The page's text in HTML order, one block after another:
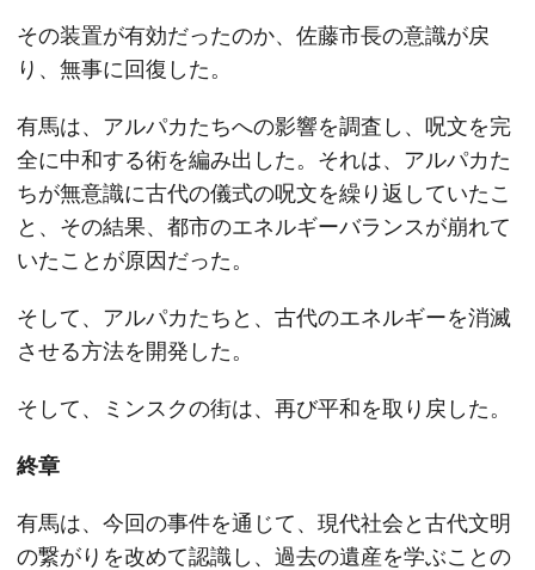
その装置が有効だったのか、佐藤市長の意識が戻
り、無事に回復した。
有馬は、アルパカたちへの影響を調査し、呪文を完
全に中和する術を編み出した。それは、アルパカた
ちが無意識に古代の儀式の呪文を繰り返していたこ
と、その結果、都市のエネルギーバランスが崩れて
いたことが原因だった。
そして、アルパカたちと、古代のエネルギーを消滅
させる方法を開発した。
そして、ミンスクの街は、再び平和を取り戻した。
終章
有馬は、今回の事件を通じて、現代社会と古代文明
の繋がりを改めて認識し、過去の遺産を学ぶことの